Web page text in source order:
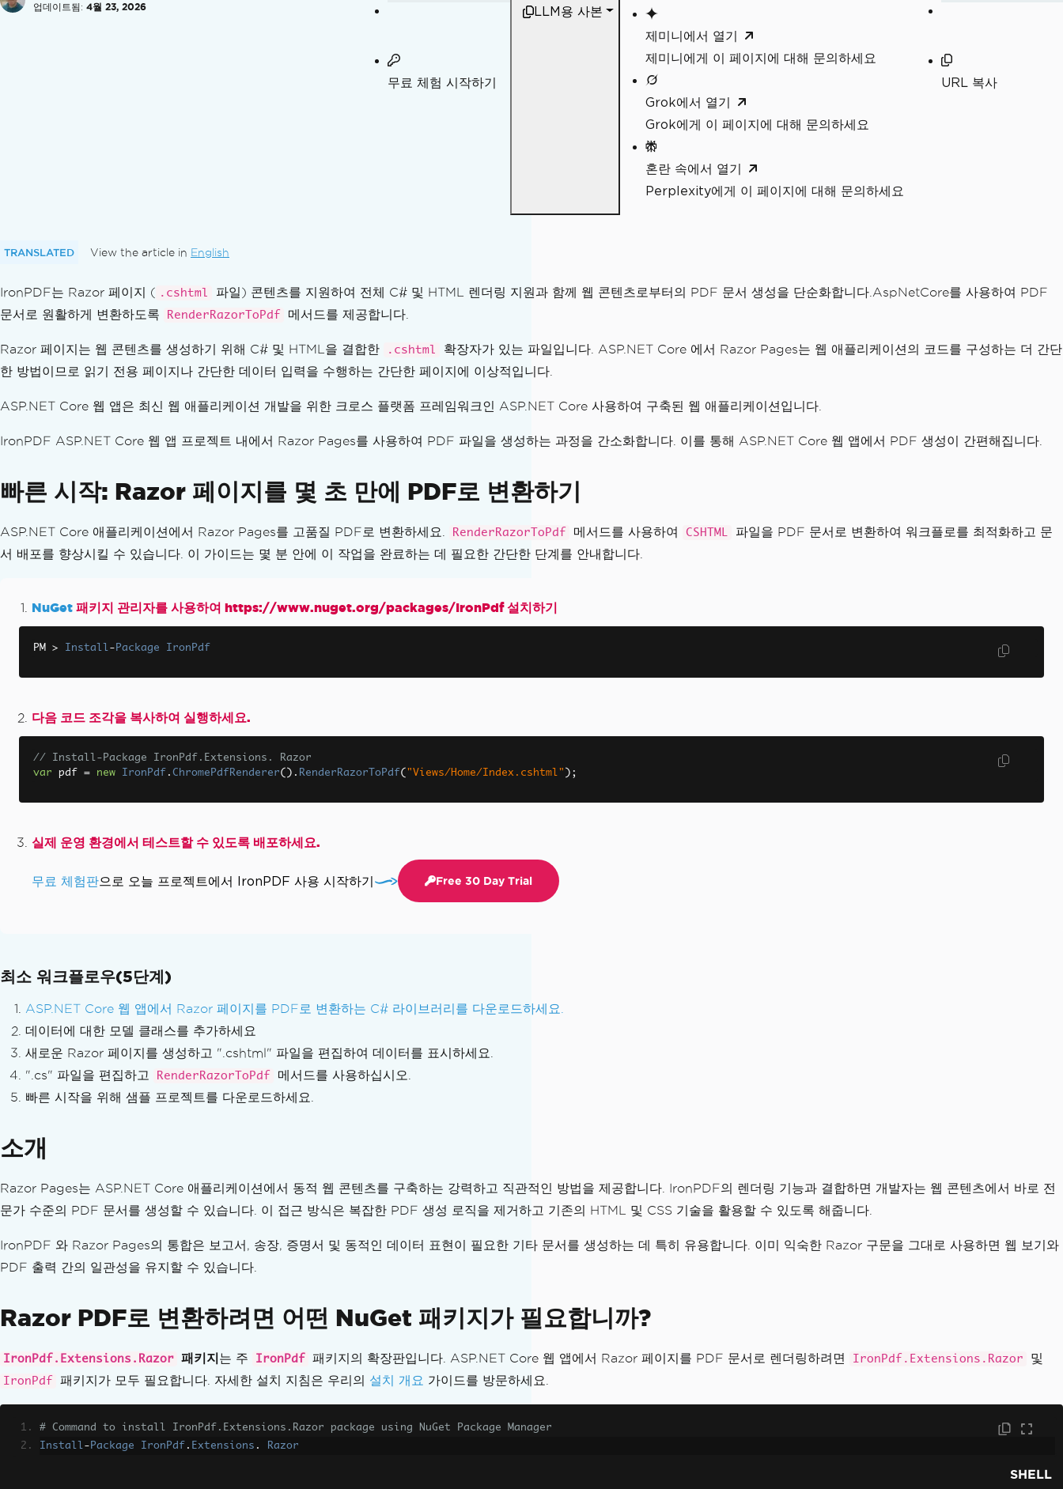
Azure Blob Storage에서 이미지 삽입
HTML 파일에서 PDF로 변환
HTML ZIP 파일에서 PDF로 변환
URL에서 PDF 가져오기
PDF에서 가져온 이미지
DOCX 파일을 PDF로 변환
MD 파일을 PDF로 변환
PDF를 HTML로 변환
동적 웹 페이지를 PDF로 변환
XAML을 PDF로 변환(MAUI)
PDF 보고서 생성
CSHTML을 PDF로 변환(Razor 페이지)
CSHTML을 PDF로 변환(MVC 코어)
CSHTML을 PDF로 변환(MVC 프레임워크)
쿠키
프록시 구성
맞춤형 PDF 변환
사용자 지정 여백 설정
PDF 레이아웃 다듬기
PDF 개체 편집
PDF DOM 객체
PDF 문서 저장 및 내보내기
PDF 파일을 메모리에 내보내기
문서 텍스트 편집
C#으로 PDF 파싱하기
PDF 디자인 개선
스탬프에 글자와 이미지를 새길 수 있습니다.
사용자 지정 워터마크
배경 및 전경
텍스트와 페이지 회전
PDF 정리
PDF 구조 편집
PDF 병합 또는 분할
여러 페이지로 구성된 PDF 분할
업데이트됨: 4월 23, 2026
무료 체험 시작하기
LLM용 사본
제미니에서 열기
제미니에게 이 페이지에 대해 문의하세요
Grok에서 열기
Grok에게 이 페이지에 대해 문의하세요
혼란 속에서 열기
Perplexity에게 이 페이지에 대해 문의하세요
URL 복사
TRANSLATED View the article in English
IronPDF는 Razor 페이지 ( .cshtml
파일) 콘텐츠를 지원하여 전체 C# 및 HTML 렌더링 지원과 함께 웹 콘텐츠로부터의 PDF 문서 생성을 단순화합니다.AspNetCore를 사용하여 PDF
문서로 원활하게 변환하도록
RenderRazorToPdf 메서드를 제공합니다.
Razor 페이지는 웹 콘텐츠를 생성하기 위해 C# 및 HTML을 결합한 .cshtml
확장자가 있는 파일입니다. ASP.NET Core 에서 Razor Pages는 웹 애플리케이션의 코드를 구성하는 더 간단
한 방법이므로 읽기 전용 페이지나 간단한 데이터 입력을 수행하는 간단한 페이지에 이상적입니다.
ASP.NET Core 웹 앱은 최신 웹 애플리케이션 개발을 위한 크로스 플랫폼 프레임워크인 ASP.NET Core 사용하여 구축된 웹 애플리케이션입니다.
IronPDF ASP.NET Core 웹 앱 프로젝트 내에서 Razor Pages를 사용하여 PDF 파일을 생성하는 과정을 간소화합니다. 이를 통해 ASP.NET Core 웹 앱에서 PDF 생성이 간편해집니다.
빠른 시작: Razor 페이지를 몇 초 만에 PDF로 변환하기
ASP.NET Core 애플리케이션에서 Razor Pages를 고품질 PDF로 변환하세요. RenderRazorToPdf 메서드를 사용하여 CSHTML
파일을 PDF 문서로 변환하여 워크플로를 최적화하고 문
서 배포를 향상시킬 수 있습니다. 이 가이드는 몇 분 안에 이 작업을 완료하는 데 필요한 간단한 단계를 안내합니다.
NuGet 패키지 관리자를 사용하여 https://www.nuget.org/packages/IronPdf 설치하기
PM > Install- Package IronPdf
다음 코드 조각을 복사하여 실행하세요.
// Install-Package IronPdf.Extensions. Razor
var pdf = new IronPdf . ChromePdfRenderer(). RenderRazorToPdf( "Views/Home/Index.cshtml" );
실제 운영 환경에서 테스트할 수 있도록 배포하세요.
무료 체험판으로 오늘 프로젝트에서 IronPDF 사용 시작하기 Free 30 Day Trial
최소 워크플로우(5단계)
ASP.NET Core 웹 앱에서 Razor 페이지를 PDF로 변환하는 C# 라이브러리를 다운로드하세요.
데이터에 대한 모델 클래스를 추가하세요
새로운 Razor 페이지를 생성하고 ".cshtml" 파일을 편집하여 데이터를 표시하세요.
".cs" 파일을 편집하고
RenderRazorToPdf
메서드를 사용하십시오.
빠른 시작을 위해 샘플 프로젝트를 다운로드하세요.
소개
Razor Pages는 ASP.NET Core 애플리케이션에서 동적 웹 콘텐츠를 구축하는 강력하고 직관적인 방법을 제공합니다. IronPDF의 렌더링 기능과 결합하면 개발자는 웹 콘텐츠에서 바로 전
문가 수준의 PDF 문서를 생성할 수 있습니다. 이 접근 방식은 복잡한 PDF 생성 로직을 제거하고 기존의 HTML 및 CSS 기술을 활용할 수 있도록 해줍니다.
IronPDF 와 Razor Pages의 통합은 보고서, 송장, 증명서 및 동적인 데이터 표현이 필요한 기타 문서를 생성하는 데 특히 유용합니다. 이미 익숙한 Razor 구문을 그대로 사용하면 웹 보기와
PDF 출력 간의 일관성을 유지할 수 있습니다.
Razor PDF로 변환하려면 어떤 NuGet 패키지가 필요합니까?
IronPdf.Extensions.Razor 패키지 는 주 IronPdf 패키지의 확장판입니다. ASP.NET Core 웹 앱에서 Razor 페이지를 PDF 문서로 렌더링하려면 IronPdf.Extensions.Razor 및
IronPdf 패키지가 모두 필요합니다. 자세한 설치 지침은 우리의 설치 개요 가이드를 방문하세요.
# Command to install IronPdf.Extensions.Razor package using NuGet Package Manager
Install- Package IronPdf . Extensions . Razor
SHELL